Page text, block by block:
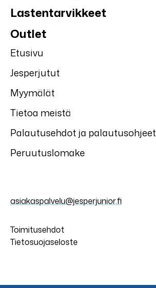
Lastentarvikkeet
Outlet
Etusivu
Jesperjutut
Myymälät
Tietoa meistä
Palautusehdot ja palautusohjeet
Peruutuslomake
asiakaspalvelu@jesperjunior.fi
Toimitusehdot
Tietosuojaseloste